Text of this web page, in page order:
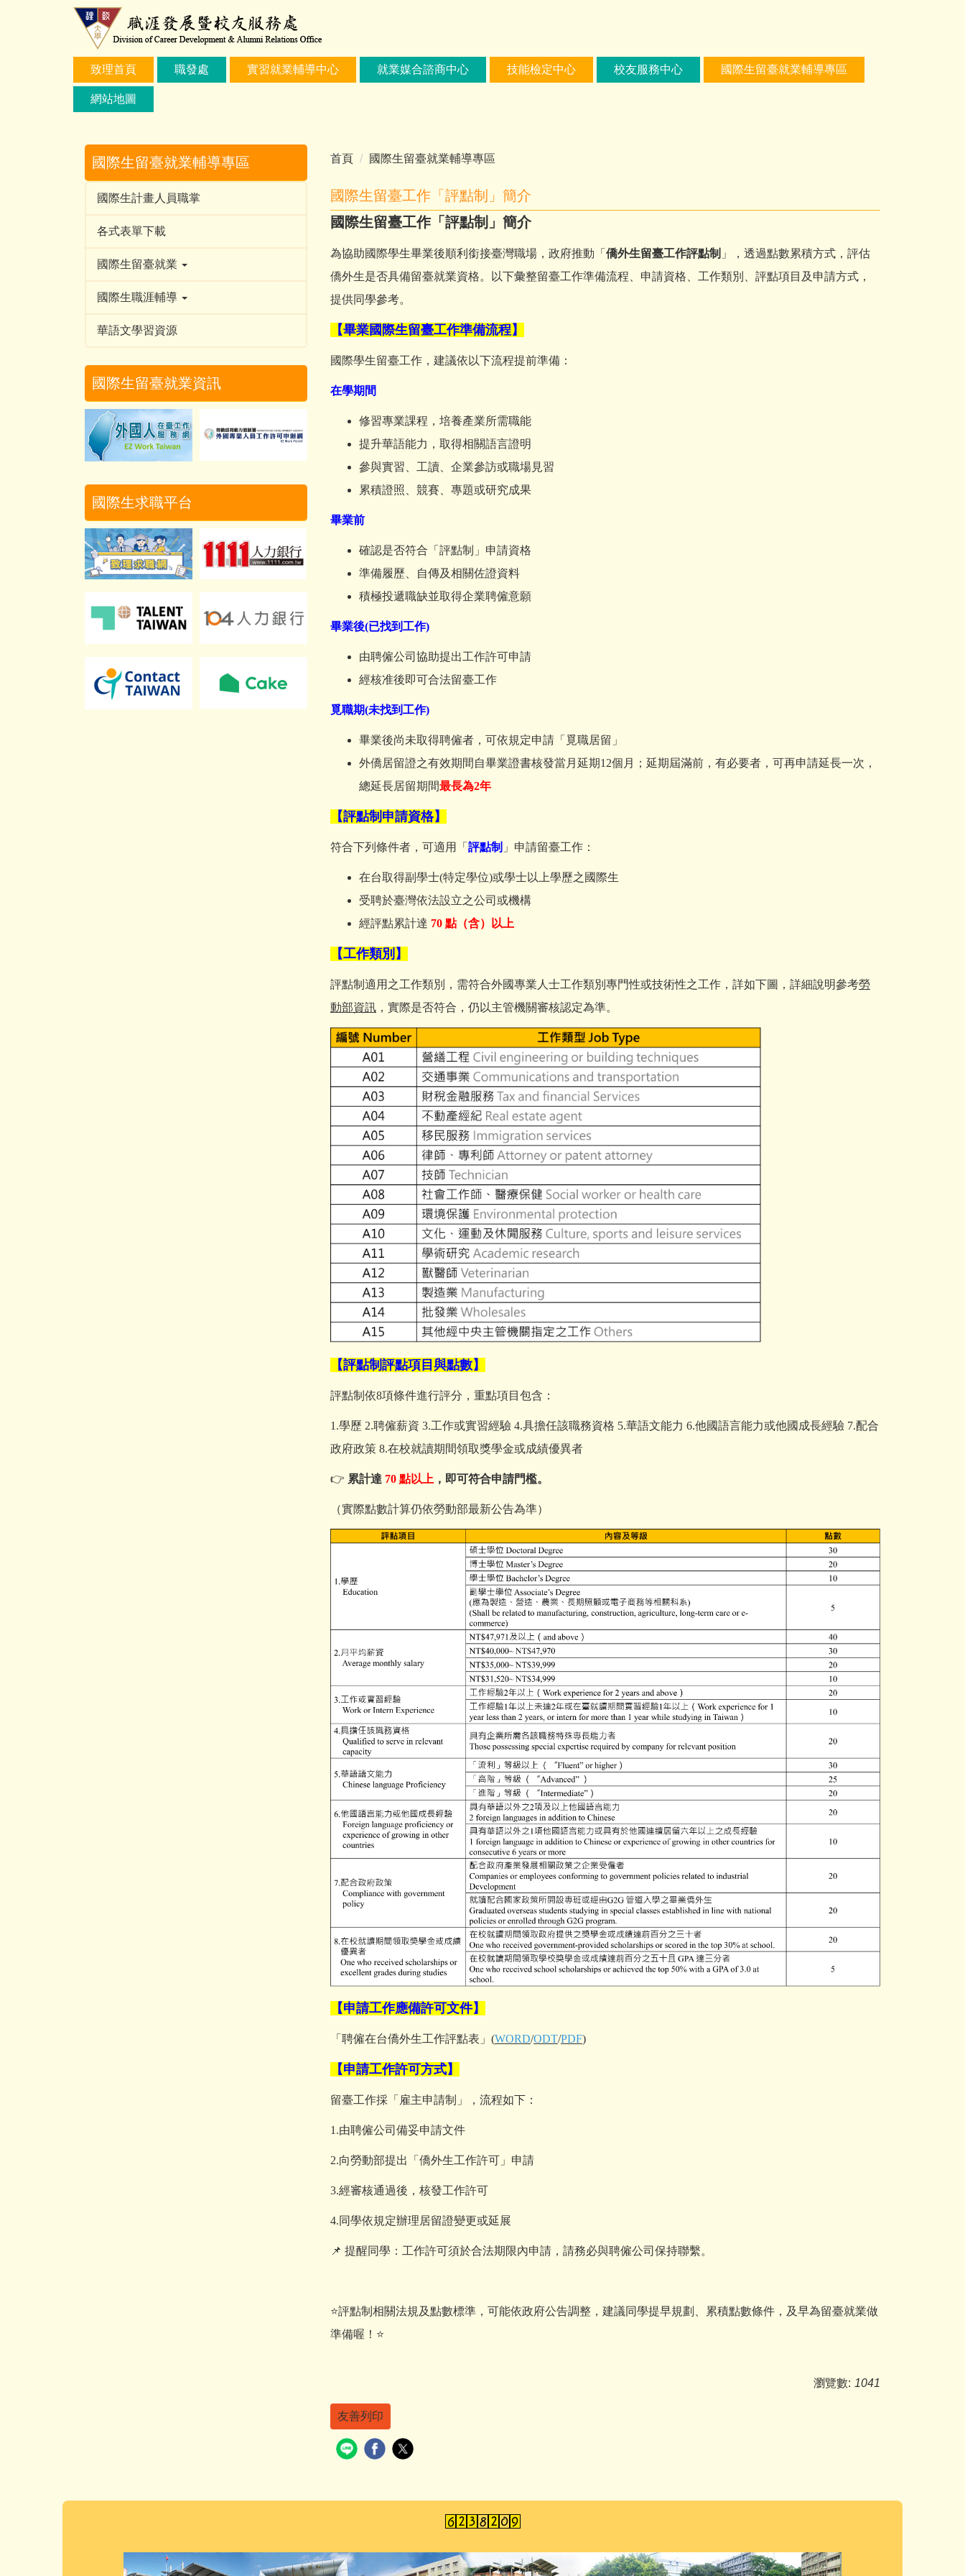
致理首頁 職發處 實習就業輔導中心 就業媒合諮商中心 技能檢定中心 校友服務中心 國際生留臺就業輔導專區
網站地圖
國際生留臺就業輔導專區
國際生計畫人員職掌
各式表單下載
國際生留臺就業
國際生職涯輔導
華語文學習資源
國際生留臺就業資訊
國際生求職平台
首頁 國際生留臺就業輔導專區
國際生留臺工作「評點制」簡介
國際生留臺工作「評點制」簡介
為協助國際學生畢業後順利銜接臺灣職場，政府推動「 僑外生留臺工作評點制 」，透過點數累積方式，評估
僑外生是否具備留臺就業資格。以下彙整留臺工作準備流程、申請資格、工作類別、評點項目及申請方式，
提供同學參考。
【畢業國際生留臺工作準備流程】
國際學生留臺工作，建議依以下流程提前準備：
在學期間
修習專業課程，培養產業所需職能
提升華語能力，取得相關語言證明
參與實習、工讀、企業參訪或職場見習
累積證照、競賽、專題或研究成果
畢業前
確認是否符合「評點制」申請資格
準備履歷、自傳及相關佐證資料
積極投遞職缺並取得企業聘僱意願
畢業後(已找到工作)
由聘僱公司協助提出工作許可申請
經核准後即可合法留臺工作
覓職期(未找到工作)
畢業後尚未取得聘僱者，可依規定申請「覓職居留」
外僑居留證之有效期間自畢業證書核發當月延期12個月；延期屆滿前，有必要者，可再申請延長一次，
總延長居留期間最長為2年
【評點制申請資格】
符合下列條件者，可適用「 評點制 」申請留臺工作：
在台取得副學士(特定學位)或學士以上學歷之國際生
受聘於臺灣依法設立之公司或機構
經評點累計達 70 點（含）以上
【工作類別】
評點制適用之工作類別，需符合外國專業人士工作類別專門性或技術性之工作，詳如下圖，詳細說明參考勞
動部資訊 ，實際是否符合，仍以主管機關審核認定為準。
【評點制評點項目與點數】
評點制依8項條件進行評分，重點項目包含：
1.學歷 2.聘僱薪資 3.工作或實習經驗 4.具擔任該職務資格 5.華語文能力 6.他國語言能力或他國成長經驗 7.配合
政府政策 8.在校就讀期間領取獎學金或成績優異者
👉 累計達 70 點以上 ，即可符合申請門檻。
（實際點數計算仍依勞動部最新公告為準）
【申請工作應備許可文件】
「聘僱在台僑外生工作評點表」(WORD/ODT/PDF)
【申請工作許可方式】
留臺工作採「雇主申請制」，流程如下：
1.由聘僱公司備妥申請文件
2.向勞動部提出「僑外生工作許可」申請
3.經審核通過後，核發工作許可
4.同學依規定辦理居留證變更或延展
📌 提醒同學： 工作許可須於合法期限內申請，請務必與聘僱公司保持聯繫。
⭐評點制相關法規及點數標準，可能依政府公告調整，建議同學提早規劃、累積點數條件，及早為留臺就業做
準備喔！ ⭐
瀏覽數: 1041
友善列印